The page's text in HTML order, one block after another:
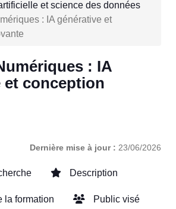
et science des données
: IA générative et
: IA
et conception
Dernière mise à jour : 23/06/2026
Description
la formation Public visé